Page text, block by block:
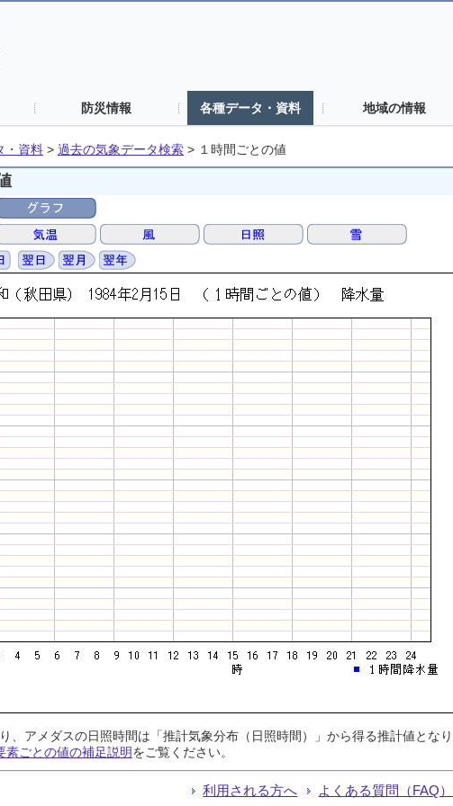
防災情報 各種データ・資料 地域の情報
・資料 > 過去の気象データ検索 > １時間ごとの値
、アメダスの日照時間は「推計気象分布（日照時間）」から得る推計値とな
素ごとの値の補足説明をご覧ください。
利用される方へ よくある質問（FAQ）